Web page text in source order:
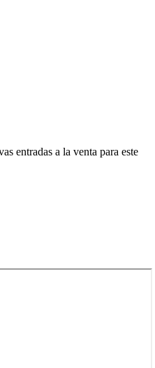
entradas a la venta para este